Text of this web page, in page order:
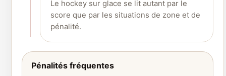
Le hockey sur glace se lit autant par le
score que par les situations de zone et de
pénalité.
Pénalités fréquentes